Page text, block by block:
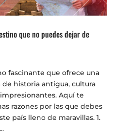
que no puedes dejar de
fascinante que ofrece una
historia antigua, cultura
Aquí te
razones por las que debes
país lleno de maravillas. 1.